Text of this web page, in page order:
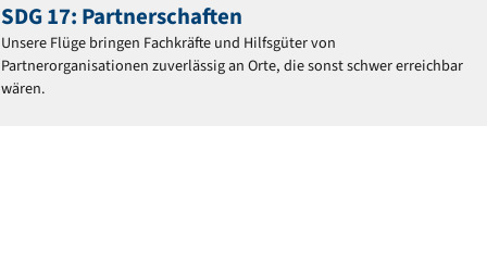
SDG 17: Partnerschaften
Unsere Flüge bringen Fachkräfte und Hilfsgüter von
Partnerorganisationen zuverlässig an Orte, die sonst schwer erreichbar
wären.